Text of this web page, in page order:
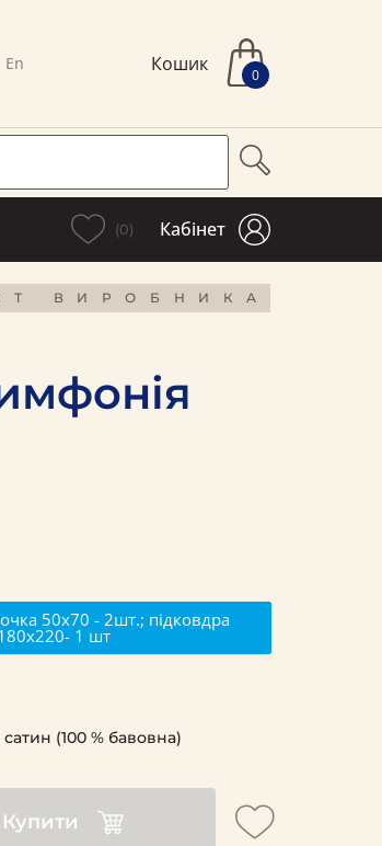
En Кошик 0
(0) Кабінет
ВИРОБНИКА
50х70 - 2шт.; підковдра
1 шт
Купити
сатин (100 % бавовна)